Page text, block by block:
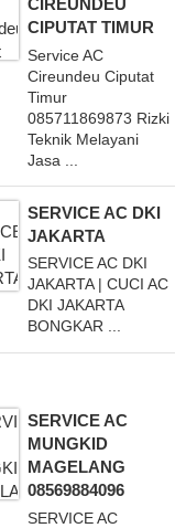
CIREUNDEU
CIPUTAT TIMUR
Service AC
Cireundeu Ciputat
Timur
085711869873 Rizki
Teknik Melayani
Jasa ...
SERVICE AC DKI
JAKARTA
SERVICE AC DKI
JAKARTA | CUCI AC
DKI JAKARTA
BONGKAR ...
SERVICE AC
MUNGKID
MAGELANG
08569884096
SERVICE AC